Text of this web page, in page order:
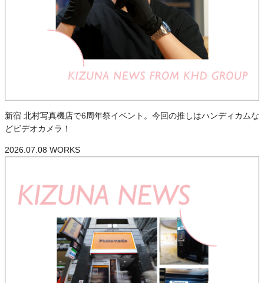
新宿 北村写真機店で6周年祭イベント。今回の推しはハンディカムな
どビデオカメラ！
2026.07.08 WORKS